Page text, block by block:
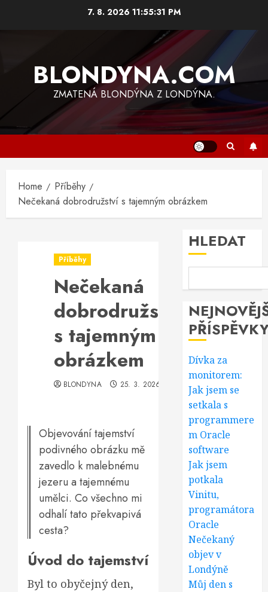
7. 8. 2026 11:55:32 PM
BLONDYNA.COM
ZMATENÁ BLONDÝNA Z LONDÝNA.
Home
Příběhy
Nečekaná dobrodružství s tajemným obrázkem
Příběhy
Nečekaná
dobrodružství
s tajemným
obrázkem
BLONDYNA 25. 3. 2026
Objevování tajemství
podivného obrázku mě
zavedlo k malebnému
jezeru a tajemnému
umělci. Co všechno mi
odhalí tato překvapivá
cesta?
Úvod do tajemství
Byl to obyčejný den,
HLEDAT
Dívka za
monitorem:
Jak jsem se
setkala s
programmere
m Oracle
software
Jak jsem
potkala
Vinitu,
programátora
Oracle
Nečekaný
objev v
Londýně
Můj den s